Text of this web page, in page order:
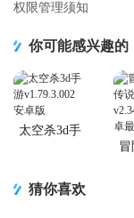
权限管理须知
你可能感兴趣的
太空杀3d手
冒
猜你喜欢